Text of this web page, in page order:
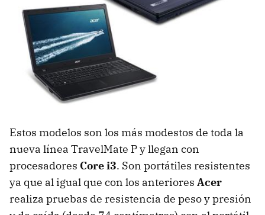
Estos modelos son los más modestos de toda la
nueva línea TravelMate P y llegan con
procesadores Core i3. Son portátiles resistentes
ya que al igual que con los anteriores Acer
realiza pruebas de resistencia de peso y presión